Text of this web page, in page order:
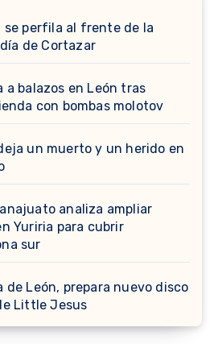
se perfila al frente de la
de Cortazar
a balazos en León tras
con bombas molotov
un muerto y un herido en
analiza ampliar
Yuriria para cubrir
sur
de León, prepara nuevo disco
Little Jesus